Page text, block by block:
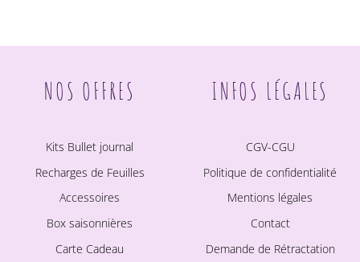
NOS OFFRES
Kits Bullet journal
Recharges de Feuilles
Accessoires
Box saisonnières
Carte Cadeau
INFOS LÉGALES
CGV-CGU
Politique de confidentialité
Mentions légales
Contact
Demande de Rétractation